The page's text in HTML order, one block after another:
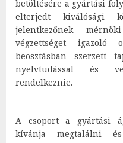
betöltésére a gyártási
elterjedt kiválósági
jelentkezőnek
végzettséget
beosztásban szerzett
nyelvtudással és
rendelkeznie.
A csoport a gyártási
kívánja megtalálni